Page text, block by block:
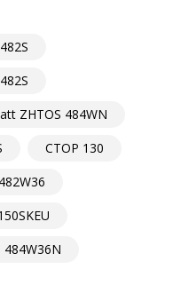
ZHTOS 484WN
CTOP 130
484W36N